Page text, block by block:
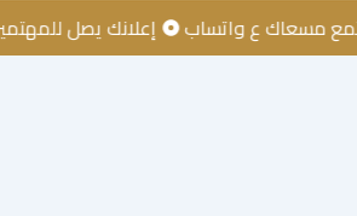
ع واتساب إعلانك يصل للمهتمين بالعقار